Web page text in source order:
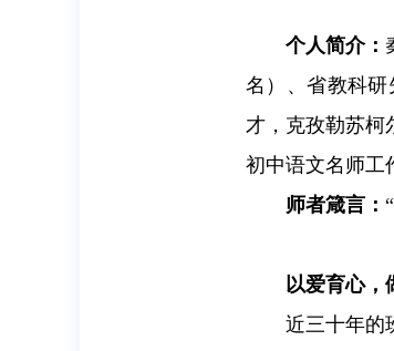
个人简介：
名）、省教科
才，克孜勒苏柯
初中语文名师工
师者箴言：
以爱育心，
近三十年的